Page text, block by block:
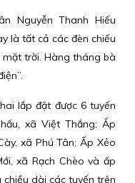
Nguyễn Thanh Hiếu
là tất cả các đèn chiếu
trời. Hàng tháng bà
lắp đặt được 6 tuyến
xã Việt Thắng; Ấp
xã Phú Tân; Ấp Xẻo
xã Rạch Chèo và ấp
chiều dài các tuyến trên